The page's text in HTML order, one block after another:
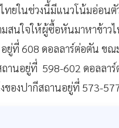
ทยในช่วงนี้มีแนวโน้มอ่อน
สนใจให้ผู้ซื้อหันมาหาข้าว
ยู่ที่ 608 ดอลลาร์ต่อตัน ขณ
านอยู่ที่ 598-602 ดอลลาร์
องปากีสถานอยู่ที่ 573-